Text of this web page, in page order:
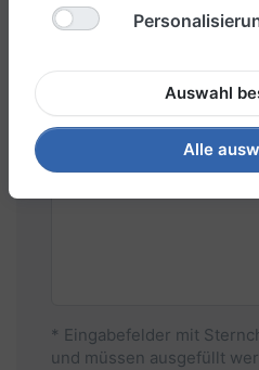
Ihre Meinung zum Produkt
* Eingabefelder mit
und müssen ausgefüllt
Auswahl
Alle